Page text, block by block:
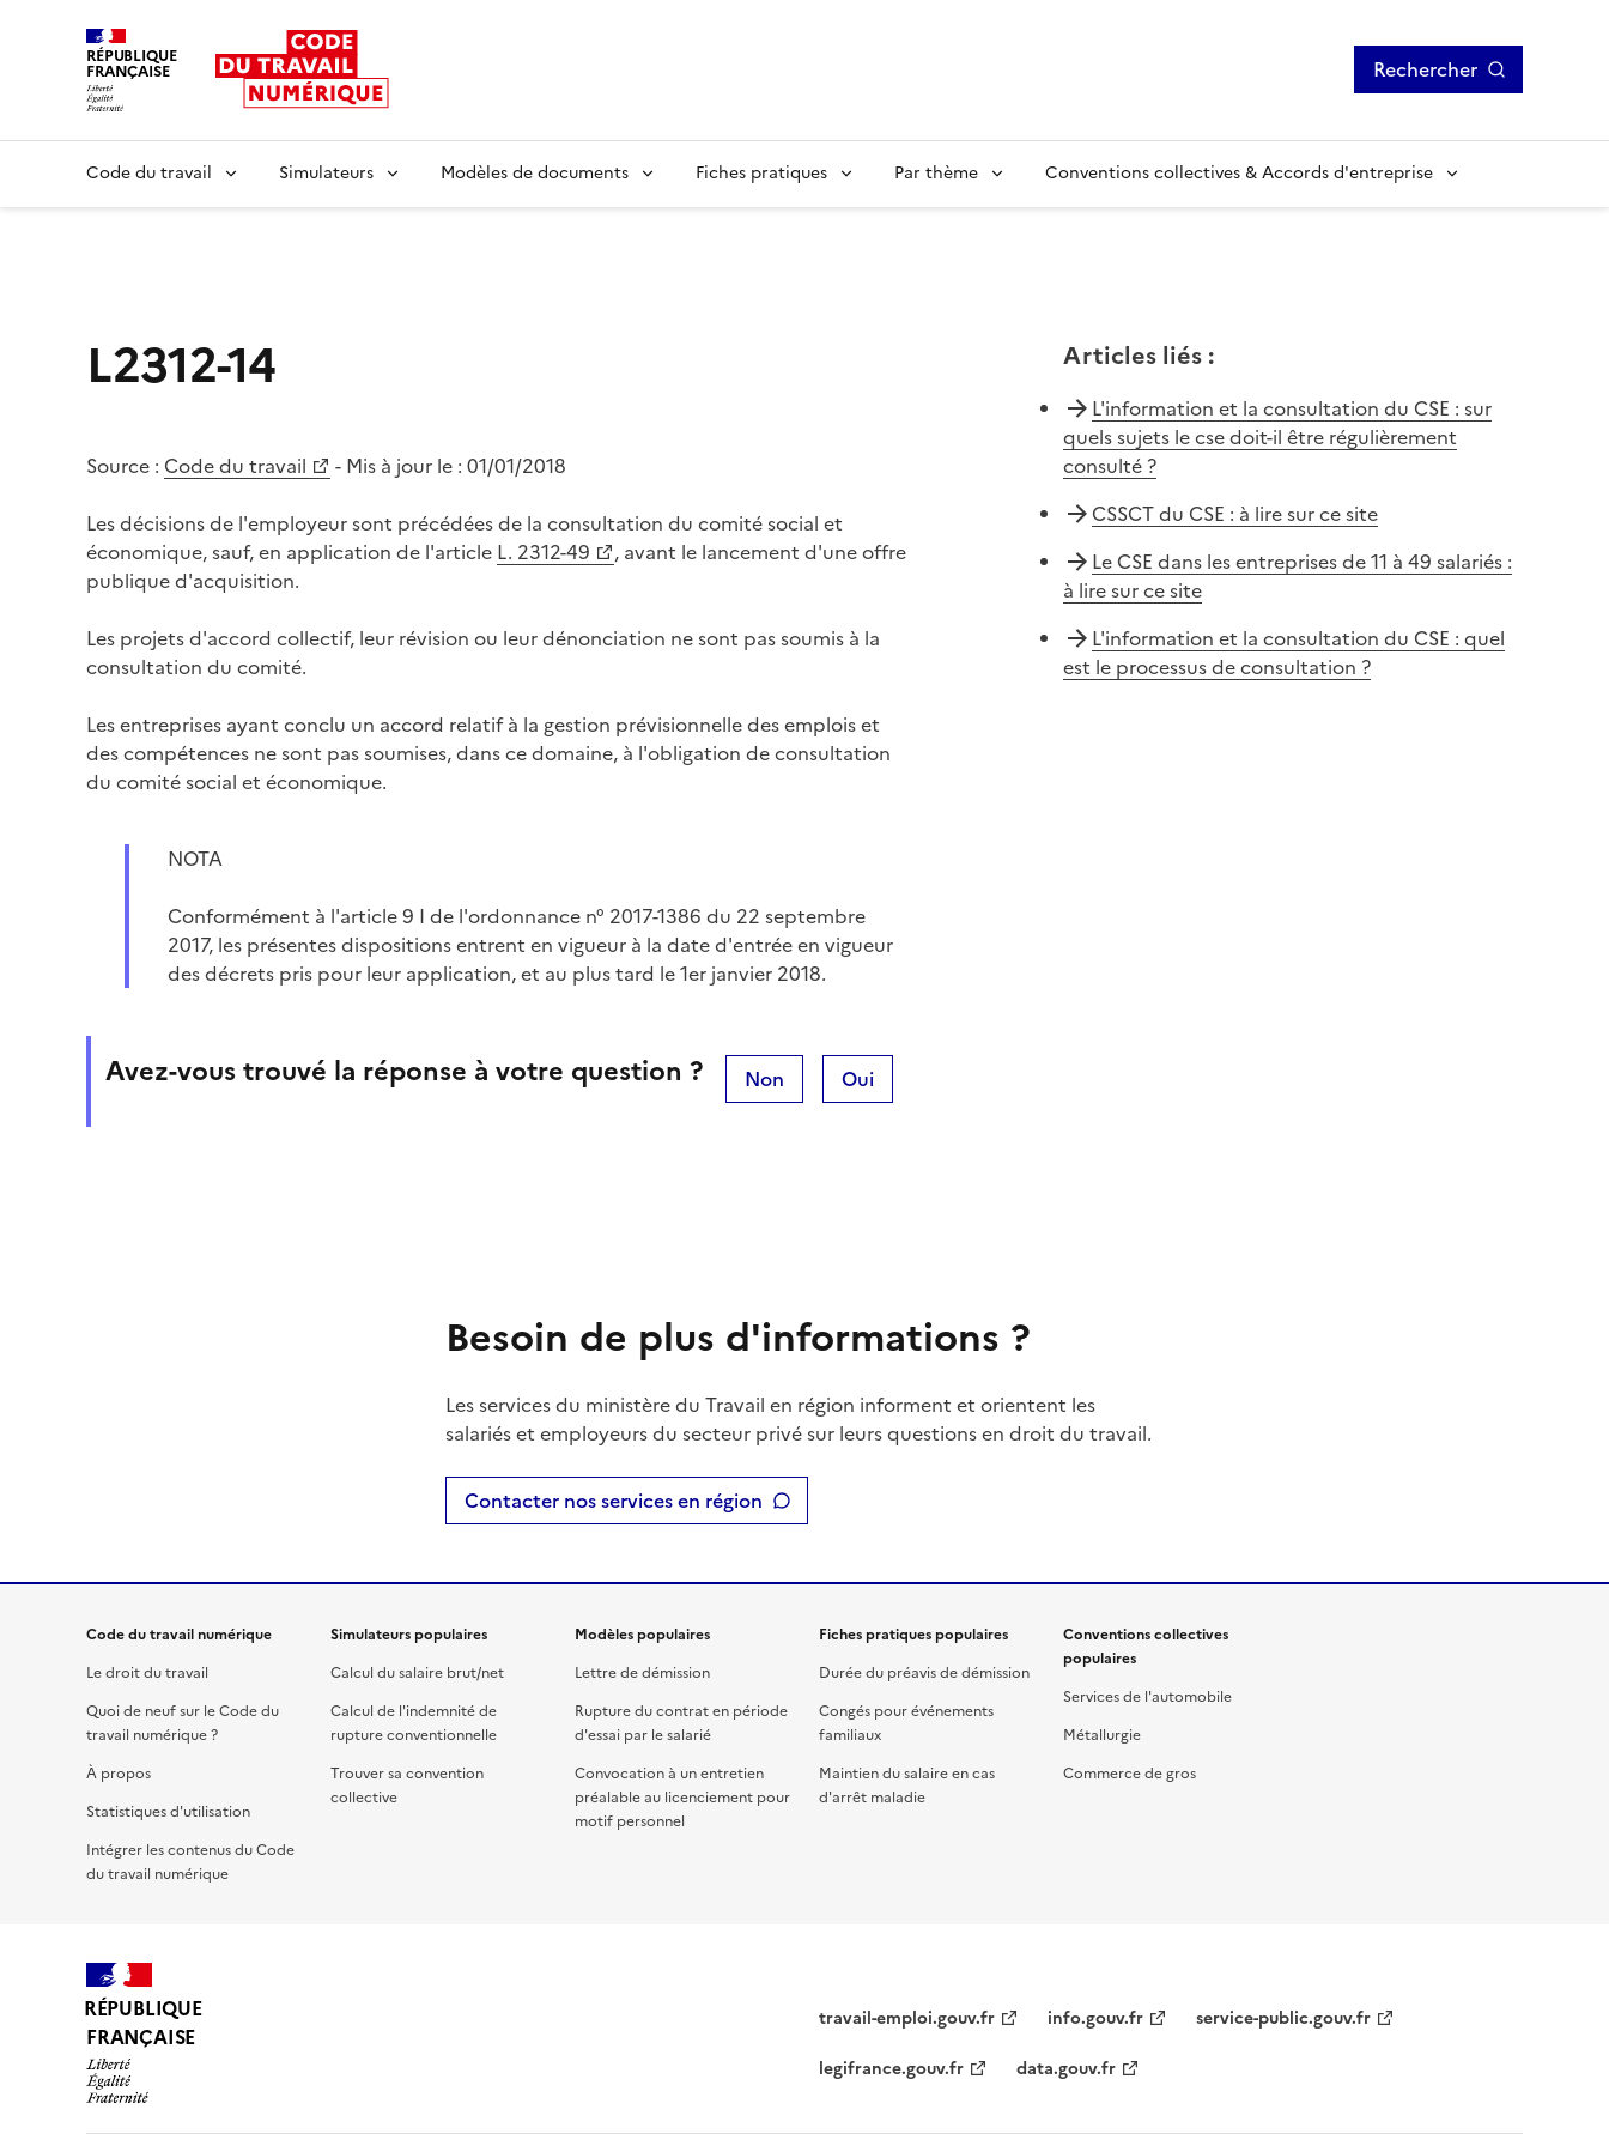
RÉPUBLIQUE
FRANÇAISE Rechercher
Code du travail Simulateurs Modèles de documents Fiches pratiques Par thème Conventions collectives & Accords d'entreprise
L2312-14
Source : Code du travail - Mis à jour le : 01/01/2018
Les décisions de l'employeur sont précédées de la consultation du comité social et
économique, sauf, en application de l'article L. 2312-49
, avant le lancement d'une offre
publique d'acquisition.
Les projets d'accord collectif, leur révision ou leur dénonciation ne sont pas soumis à la
consultation du comité.
Les entreprises ayant conclu un accord relatif à la gestion prévisionnelle des emplois et
des compétences ne sont pas soumises, dans ce domaine, à l'obligation de consultation
du comité social et économique.
NOTA
Conformément à l'article 9 I de l'ordonnance n° 2017-1386 du 22 septembre
2017, les présentes dispositions entrent en vigueur à la date d'entrée en vigueur
des décrets pris pour leur application, et au plus tard le 1er janvier 2018.
Avez-vous trouvé la réponse à votre question ? Non Oui
Articles liés:
L'information et la consultation du CSE : sur
quels sujets le cse doit-il être régulièrement
consulté ?
CSSCT du CSE : à lire sur ce site
Le CSE dans les entreprises de 11 à 49 salariés :
à lire sur ce site
L'information et la consultation du CSE : quel
est le processus de consultation ?
Besoin de plus d'informations ?
Les services du ministère du Travail en région informent et orientent les
salariés et employeurs du secteur privé sur leurs questions en droit du travail.
Contacter nos services en région
Code du travail numérique
Le droit du travail
Quoi de neuf sur le Code du
travail numérique ?
À propos
Statistiques d'utilisation
Intégrer les contenus du Code
du travail numérique
Simulateurs populaires
Calcul du salaire brut/net
Calcul de l'indemnité de
rupture conventionnelle
Trouver sa convention
collective
Modèles populaires
Lettre de démission
Rupture du contrat en période
d'essai par le salarié
Convocation à un entretien
préalable au licenciement pour
motif personnel
Fiches pratiques populaires
Durée du préavis de démission
Congés pour événements
familiaux
Maintien du salaire en cas
d'arrêt maladie
Conventions collectives
populaires
Services de l'automobile
Métallurgie
Commerce de gros
RÉPUBLIQUE
FRANÇAISE
travail-emploi.gouv.fr info.gouv.fr
service-public.gouv.fr
legifrance.gouv.fr
data.gouv.fr